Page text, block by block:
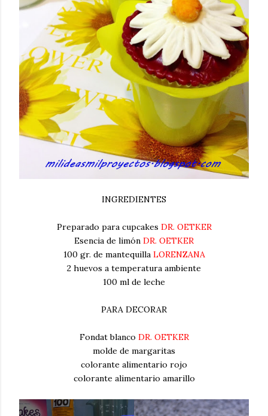
INGREDIENTES
Preparado para cupcakes DR. OETKER
Esencia de limón DR. OETKER
100 gr. de mantequilla LORENZANA
2 huevos a temperatura ambiente
100 ml de leche
PARA DECORAR
Fondat blanco DR. OETKER
molde de margaritas
colorante alimentario rojo
colorante alimentario amarillo